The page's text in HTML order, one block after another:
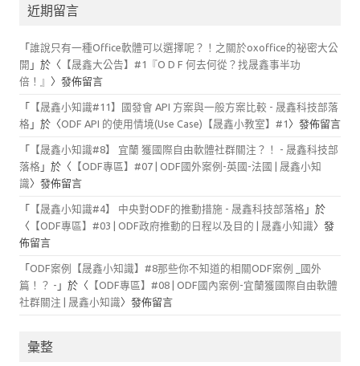
近期留言
「 誰說只有一種Office軟體可以選擇呢？！之關於oxoffice的祕密大公
開 」於〈 【晟鑫大公告】#1『O D F 何去何從？找晟鑫事半功
倍！』 〉發佈留言
「
【晟鑫小知識#11】國發會 API 方案與一般方案比較 - 晟鑫科技部落
格 」於〈ODF API 的使用情境(Use Case)【晟鑫小教室】#1 〉發佈留言
「
【晟鑫小知識#8】 宜蘭 獲國際自由軟體社群關注？！ - 晟鑫科技部
落格 」於〈 【ODF專區】#07 | ODF國外案例-英國-法國 | 晟鑫小知
識〉發佈留言
「 【晟鑫小知識#4】 中央對ODF的推動措施 - 晟鑫科技部落格 」於
〈 【ODF專區】#03 | ODF政府推動的日程以及目的 | 晟鑫小知識〉發
佈留言
「 ODF案例【晟鑫小知識】#8那些你不知道的相關ODF案例 _國外
篇！？ - 」於〈 【ODF專區】#08 | ODF國內案例-宜蘭獲國際自由軟體
社群關注 | 晟鑫小知識〉發佈留言
彙整